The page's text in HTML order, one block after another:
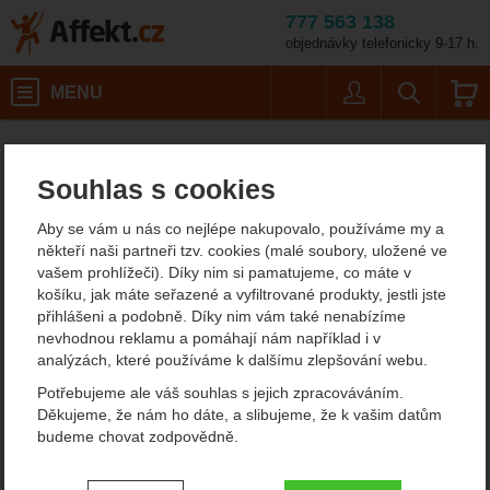
Souhlas s cookies
Aby se vám u nás co nejlépe nakupovalo, používáme my a
někteří naši partneři tzv. cookies (malé soubory, uložené ve
vašem prohlížeči). Díky nim si pamatujeme, co máte v
košíku, jak máte seřazené a vyfiltrované produkty, jestli jste
přihlášeni a podobně. Díky nim vám také nenabízíme
nevhodnou reklamu a pomáhají nám například i v
analýzách, které používáme k dalšímu zlepšování webu.
Potřebujeme ale váš souhlas s jejich zpracováváním.
Děkujeme, že nám ho dáte, a slibujeme, že k vašim datům
budeme chovat zodpovědně.
Nastavení souhlasů s kategoriemi
777 563 138
objednávky telefonicky 9-17 h.
MENU
MSR 3-in-1 Cap
MSR 3-in-1 Cap
Fotografie